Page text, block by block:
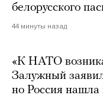
белорусского
44 минуты назад
«К НАТО
Залужный
но Россия нашла